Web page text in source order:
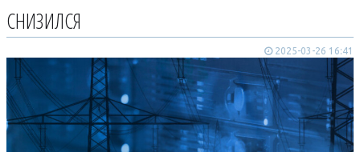
СНИЗИЛСЯ
2025-03-26 16:41